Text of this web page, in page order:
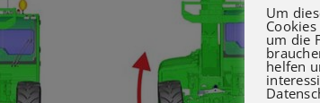
Um
um die
helfen